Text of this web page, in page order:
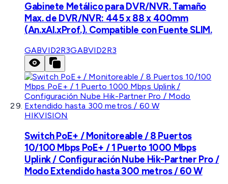
Gabinete Metálico para DVR/NVR. Tamaño
Max. de DVR/NVR: 445 x 88 x 400mm
(An.xAl.xProf.). Compatible con Fuente SLIM.
GABVID2R3GABVID2R3
HIKVISION
Switch PoE+ / Monitoreable / 8 Puertos
10/100 Mbps PoE+ / 1 Puerto 1000 Mbps
Uplink / Configuración Nube Hik-Partner Pro /
Modo Extendido hasta 300 metros / 60 W